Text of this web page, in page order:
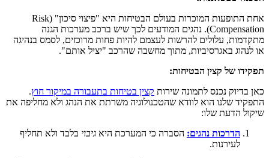
אחת התופעות המוכרות בעולם הבטיחות היא "פיצוי סיכון" (Risk
Compensation). נהגים המודעים לכך שיש ברכב מערכות הגנה
מתקדמות, עלולים להרשות לעצמם להיות פחות מרוכזים, לסמס בנהיגה
או לנהוג באגרסיביות, מתוך מחשבה שהרכב "יציל אותם".
תפקידו של קצין הבטיחות:
כאן בדיוק נכנס לתמונה שירות קצין בטיחות בתעבורה במיקור חוץ.
התפקיד שלנו הוא לוודא שהטכנולוגיה משרתת את הנהג ולא מחליפה את
שיקול הדעת שלו:
הדרכות נהגים: הסברה כי המערכת היא גיבוי בלבד ולא תחליף
לעירנות.